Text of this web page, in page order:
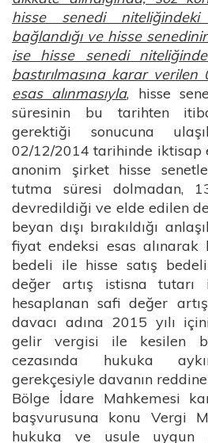
hisse senedi
bağlandığı ve hisse
ise hisse senedi
bastırılmasına karar
esas alınmasıyla, hisse
süresinin bu tarihten
gerektiği sonucuna
02/12/2014 tarihinde
anonim şirket hisse
tutma süresi dolmadan,
devredildiği ve elde edilen
beyan dışı bırakıldığı
fiyat endeksi esas alınarak
bedeli ile hisse satış
değer artış istisna tutarı
hesaplanan safi değer
davacı adına 2015 yılı
gelir vergisi ile kesilen
cezasında hukuka
gerekçesiyle davanın
Bölge İdare Mahkemesi
başvurusuna konu Vergi
hukuka ve usule uygun